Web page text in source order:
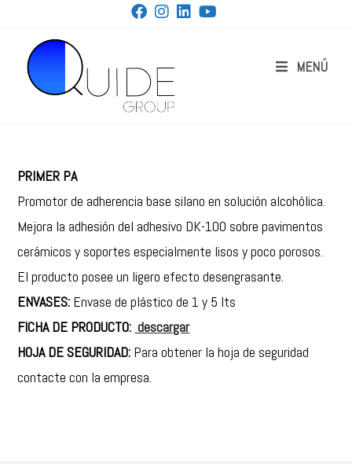
MENÚ
PRIMER PA
Promotor de adherencia base silano en solución alcohólica.
Mejora la adhesión del adhesivo DK-100 sobre pavimentos
cerámicos y soportes especialmente lisos y poco porosos.
El producto posee un ligero efecto desengrasante.
ENVASES: Envase de plástico de 1 y 5 lts
FICHA DE PRODUCTO: descargar
HOJA DE SEGURIDAD: Para obtener la hoja de seguridad
contacte con la empresa.